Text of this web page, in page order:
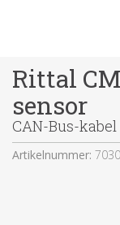
Rittal
sensor
CAN-Bus-
Artikelnummer: